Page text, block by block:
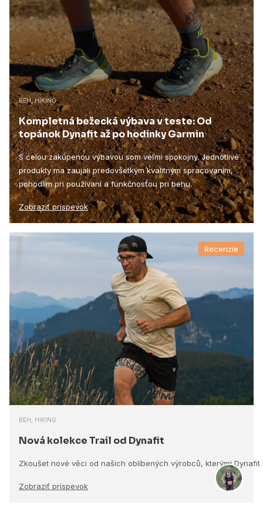
BEH, HIKING
Kompletná bežecká výbava v teste: Od
topánok Dynafit až po hodinky Garmin
S celou zakúpenou výbavou som veľmi spokojný. Jednotlivé
produkty ma zaujali predovšetkým kvalitným spracovaním,
pohodlím pri používaní a funkčnosťou pri behu.
Zobraziť príspevok
Recenzie
BEH, HIKING
Nová kolekce Trail od Dynafit
Zkoušet nové věci od našich oblíbených výrobců, kterými
Zobraziť príspevok